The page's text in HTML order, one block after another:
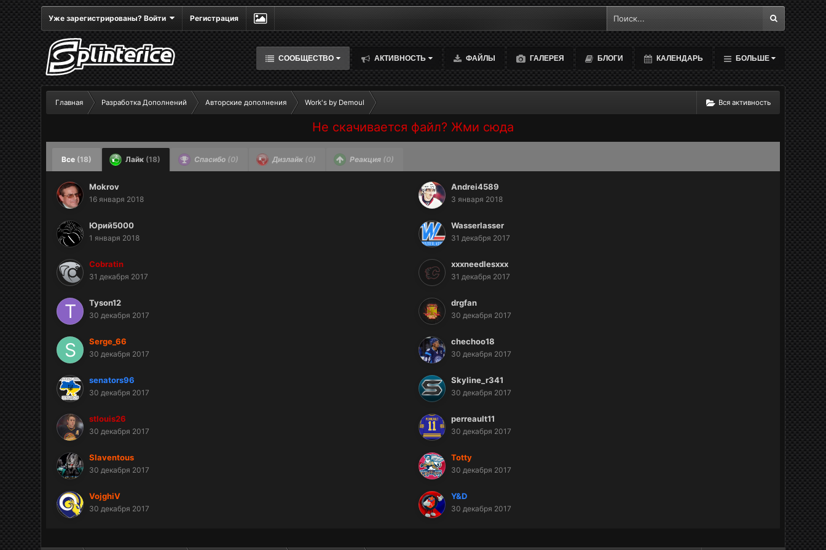
Уже зарегистрированы? Войти Регистрация
СООБЩЕСТВО АКТИВНОСТЬ ФАЙЛЫ ГАЛЕРЕЯ БЛОГИ КАЛЕНДАРЬ БОЛЬШЕ
Вся активность
Главная Разработка Дополнений Авторские дополнения Work's by Demoul
Не скачивается файл? Жми сюда
Все (18) Лайк (18) Спасибо (0) Дизлайк (0) Реакция (0)
Mokrov
16 января 2018
Andrei4589
3 января 2018
Юрий5000
1 января 2018
Wasserlasser
31 декабря 2017
Cobratin
31 декабря 2017
xxxneedlesxxx
31 декабря 2017
Tyson12
30 декабря 2017
drgfan
30 декабря 2017
Serge_66
30 декабря 2017
chechoo18
30 декабря 2017
senators96
30 декабря 2017
Skyline_r341
30 декабря 2017
stlouis26
30 декабря 2017
perreault11
30 декабря 2017
Slaventous
30 декабря 2017
Totty
30 декабря 2017
VojghiV
30 декабря 2017
Y&D
30 декабря 2017